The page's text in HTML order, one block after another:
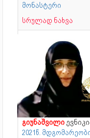
მონასტერი
სრულად ნახვა
გიუნაშვილი
2021წ.